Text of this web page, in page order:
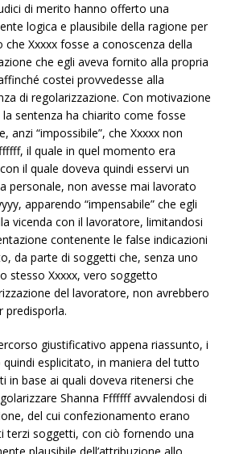
di merito hanno offerto una
logica e plausibile della ragione per
Xxxxx fosse a conoscenza della
che egli aveva fornito alla propria
costei provvedesse alla
di regolarizzazione. Con motivazione
sentenza ha chiarito come fosse
anzi “impossibile”, che Xxxxx non
il quale in quel momento era
il quale doveva quindi esservi un
personale, non avesse mai lavorato
apparendo “impensabile” che egli
vicenda con il lavoratore, limitandosi
contenente le false indicazioni
da parte di soggetti che, senza uno
stesso Xxxxx, vero soggetto
del lavoratore, non avrebbero
predisporla.
giustificativo appena riassunto, i
esplicitato, in maniera del tutto
in base ai quali doveva ritenersi che
Shanna Fffffff avvalendosi di
del cui confezionamento erano
terzi soggetti, con ciò fornendo una